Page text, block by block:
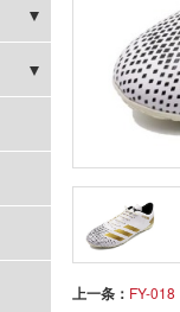
上一条： FY-018